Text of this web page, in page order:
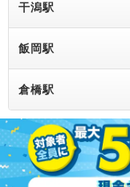
干潟駅
飯岡駅
倉橋駅